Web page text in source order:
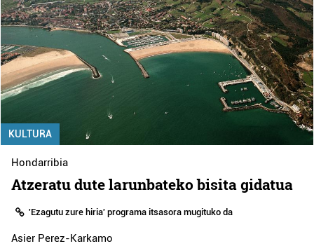
KULTURA
Hondarribia
Atzeratu dute larunbateko bisita gidatua
'Ezagutu zure hiria' programa itsasora mugituko da
Asier Perez-Karkamo